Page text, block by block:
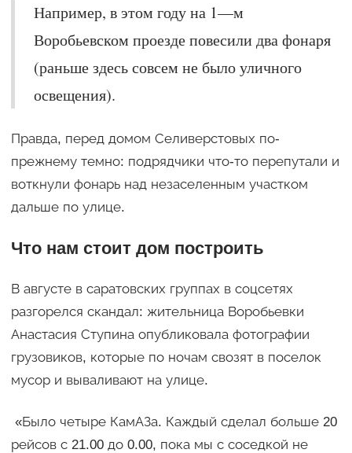
Например, в этом году на 1—м
Воробьевском проезде повесили два фонаря
(раньше здесь совсем не было уличного
освещения).
Правда, перед домом Селиверстовых по-
прежнему темно: подрядчики что-то перепутали и
воткнули фонарь над незаселенным участком
дальше по улице.
Что нам стоит дом построить
В августе в саратовских группах в соцсетях
разгорелся скандал: жительница Воробьевки
Анастасия Ступина опубликовала фотографии
грузовиков, которые по ночам свозят в поселок
мусор и вываливают на улице.
«Было четыре КамАЗа. Каждый сделал больше 20
рейсов с 21.00 до 0.00, пока мы с соседкой не